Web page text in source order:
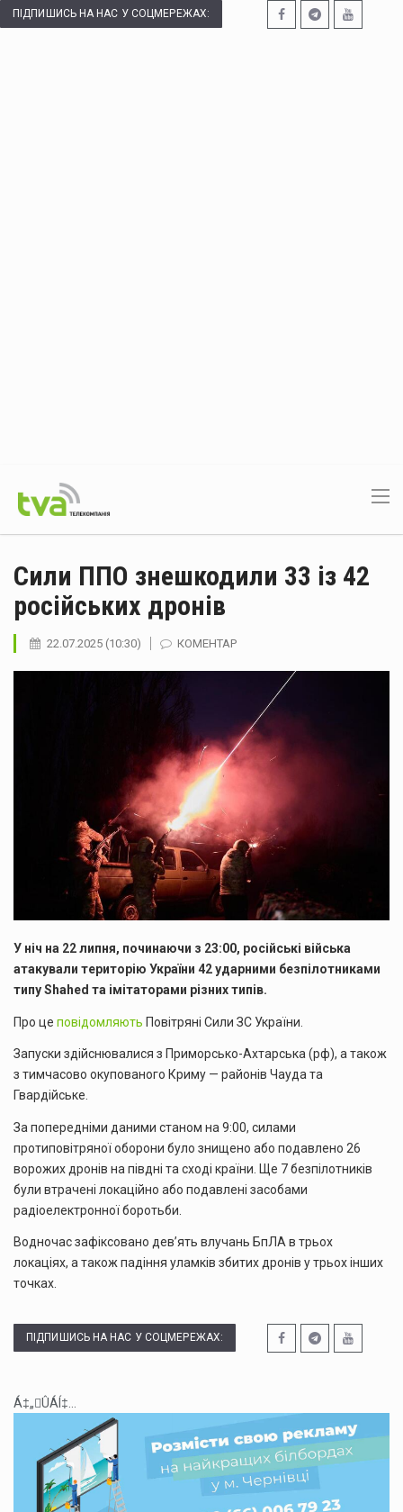
ПІДПИШИСЬ НА НАС У СОЦМЕРЕЖАХ:
Сили ППО знешкодили 33 із 42
російських дронів
22.07.2025 (10:30) КОМЕНТАР
У ніч на 22 липня, починаючи з 23:00, російські війська
атакували територію України 42 ударними безпілотниками
типу Shahed та імітаторами різних типів.
Про це повідомляють Повітряні Сили ЗС України.
Запуски здійснювалися з Приморсько-Ахтарська (рф), а також
з тимчасово окупованого Криму — районів Чауда та
Гвардійське.
За попередніми даними станом на 9:00, силами
протиповітряної оборони було знищено або подавлено 26
ворожих дронів на півдні та сході країни. Ще 7 безпілотників
були втрачені локаційно або подавлені засобами
радіоелектронної боротьби.
Водночас зафіксовано дев’ять влучань БпЛА в трьох
локаціях, а також падіння уламків збитих дронів у трьох інших
точках.
ПІДПИШИСЬ НА НАС У СОЦМЕРЕЖАХ:
Á‡„ÛÁÍ‡...